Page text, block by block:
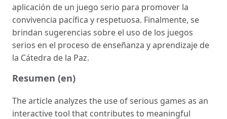
aplicación de un juego serio para promover la
convivencia pacífica y respetuosa. Finalmente, se
brindan sugerencias sobre el uso de los juegos
serios en el proceso de enseñanza y aprendizaje de
la Cátedra de la Paz.
Resumen (en)
The article analyzes the use of serious games as an
interactive tool that contributes to meaningful